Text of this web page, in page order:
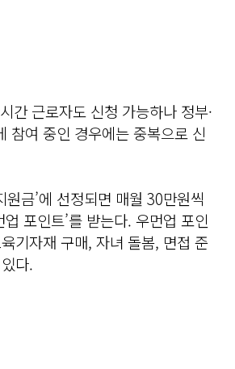
간 근로자도 신청 가능하나 정부·
참여 중인 경우에는 중복으로 신
원금’에 선정되면 매월 30만원씩
포인트’를 받는다. 우먼업 포인
기자재 구매, 자녀 돌봄, 면접 준
다.